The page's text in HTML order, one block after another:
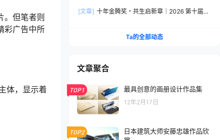
。但笔者则
彩广告中所
体，显示着
[文章] 十年金腾奖・共生启新章｜2026 第十届金
Ta的全部动态
文章聚合
TOP1 最具创意的画册设计作品集
12年2月17日
TOP2
日本建筑大师安藤忠雄作品欣